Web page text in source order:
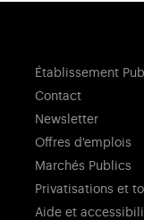
Établissement
Contact
Newsletter
Offres d'emplois
Marchés Publics
Privatisations et
Aide et